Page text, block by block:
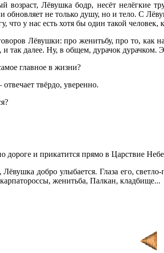
возраст, Лёвушка бодр, несёт нелёгкие
обновляет не только душу, но и тело. С
что у нас есть хотя бы один такой
Лёвушки: про женитьбу, про то, как
так далее. Ну, в общем, дурачок дурачком.
главное в жизни?
твёрдо, уверенно.
дороге и прикатится прямо в Царствие
добро улыбается. Глаза его,
женитьба, Палкан, кладбище...